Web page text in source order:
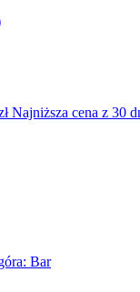
Najniższa cena z 30
Bar